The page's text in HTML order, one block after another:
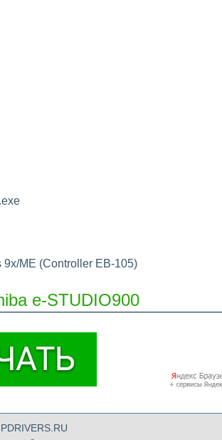
ME (Controller EB-105)
e-STUDIO900